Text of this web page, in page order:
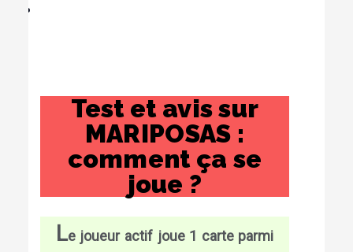
Test et avis sur
MARIPOSAS :
comment ça se
joue ?
Le joueur actif joue 1 carte parmi